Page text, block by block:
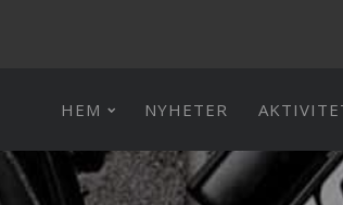
HEM NYHETER